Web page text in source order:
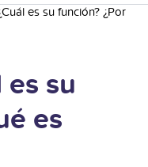
es su función? ¿Por
es su
es